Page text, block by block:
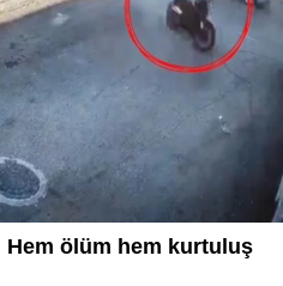
ölüm hem kurtuluş